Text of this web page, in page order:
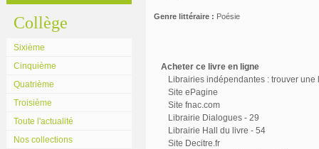
Collège
Sixième
Cinquième
Quatrième
Troisième
Toute l'actualité
Nos collections
Genre littéraire : Poésie
Acheter ce livre en ligne
Librairies indépendantes : trouver une
Site ePagine
Site fnac.com
Librairie Dialogues - 29
Librairie Hall du livre - 54
Site Decitre.fr